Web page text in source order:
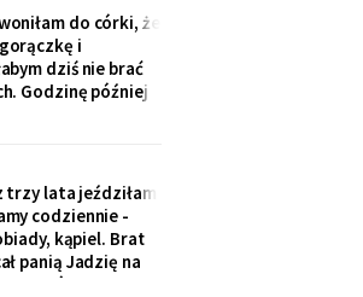
czekam z
Ostatni raz
we wrześniu.
do córki, że
i
dziś nie brać
Godzinę później
SMS: „Podasz
Wrócimy
trzy lata jeździłam
codziennie -
kąpiel. Brat
panią Jadzię na
w